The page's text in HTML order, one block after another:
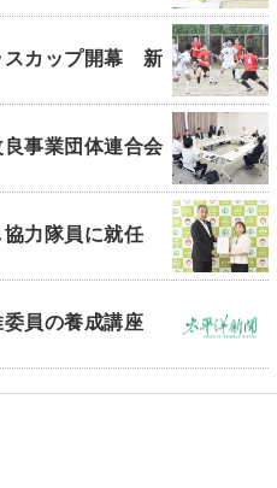
スカップ開幕 新
事業団体連合会
力隊員に就任
員の養成講座